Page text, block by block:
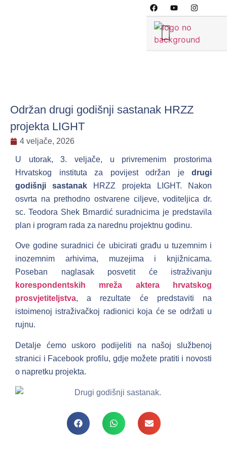
Održan drugi godišnji sastanak HRZZ
projekta LIGHT
4 veljače, 2026
U utorak, 3. veljače, u privremenim prostorima
Hrvatskog instituta za povijest održan je drugi
godišnji sastanak HRZZ projekta LIGHT. Nakon
osvrta na prethodno ostvarene ciljeve, voditeljica dr.
sc. Teodora Shek Brnardić suradnicima je predstavila
plan i program rada za narednu projektnu godinu.
Ove godine suradnici će ubicirati građu u tuzemnim i
inozemnim arhivima, muzejima i knjižnicama.
Poseban naglasak posvetit će istraživanju
korespondentskih mreža aktera hrvatskog
prosvjetiteljstva, a rezultate će predstaviti na
istoimenoj istraživačkoj radionici koja će se održati u
rujnu.
Detalje ćemo uskoro podijeliti na našoj službenoj
stranici i Facebook profilu, gdje možete pratiti i novosti
o napretku projekta.